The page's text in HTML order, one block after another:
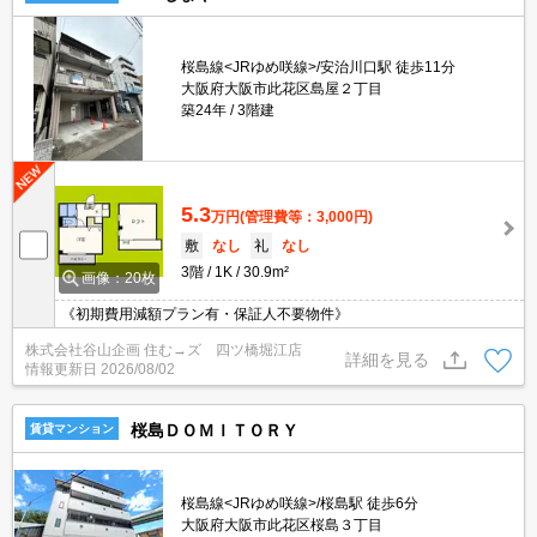
桜島線<JRゆめ咲線>/安治川口駅 徒歩11分
大阪府大阪市此花区島屋２丁目
築24年
3階建
画像：20枚
5.3万円(管理費等：3,000円)
敷
なし 礼
なし
3階
1K 30.9m²
《初期費用減額プラン有・保証人不要物件》
株式会社谷山企画 住む→ズ 四ツ橋堀江店
情報更新日 2026/08/02
詳細を見る
賃貸マンション 桜島ＤＯＭＩＴＯＲＹ
桜島線<JRゆめ咲線>/桜島駅 徒歩6分
大阪府大阪市此花区桜島３丁目